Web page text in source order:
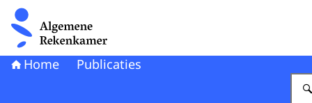
Naar de homepage van Algemene Rekenkamer
Home Publicaties